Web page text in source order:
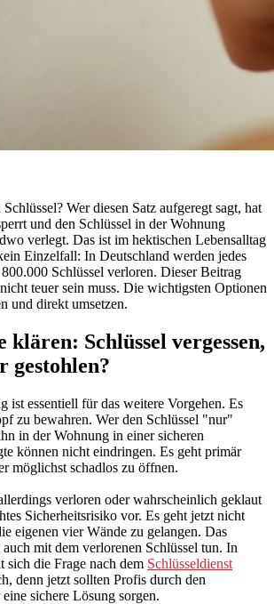
Wer diesen Satz aufgeregt sagt, hat
und den Schlüssel in der Wohnung
verlegt. Das ist im hektischen Lebensalltag
Einzelfall: In Deutschland werden jedes
Schlüssel verloren. Dieser Beitrag
teuer sein muss. Die wichtigsten Optionen
und direkt umsetzen.
klären: Schlüssel vergessen,
gestohlen?
ist essentiell für das weitere Vorgehen. Es
zu bewahren. Wer den Schlüssel "nur"
in der Wohnung in einer sicheren
können nicht eindringen. Es geht primär
möglichst schadlos zu öffnen.
verloren oder wahrscheinlich geklaut
Sicherheitsrisiko vor. Es geht jetzt nicht
eigenen vier Wände zu gelangen. Das
mit dem verlorenen Schlüssel tun. In
sich die Frage nach dem Schlüsseldienst
denn jetzt sollten Profis durch den
sichere Lösung sorgen.